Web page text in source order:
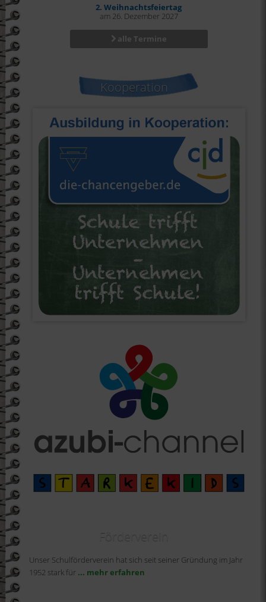
2. Weihnachtsfeiertag
am 26. Dezember 2027
alle Termine
Kooperation
Förderverein
Unser Schulförderverein hat sich seit seiner Gründung im Jahr
1952 stark für ... mehr erfahren